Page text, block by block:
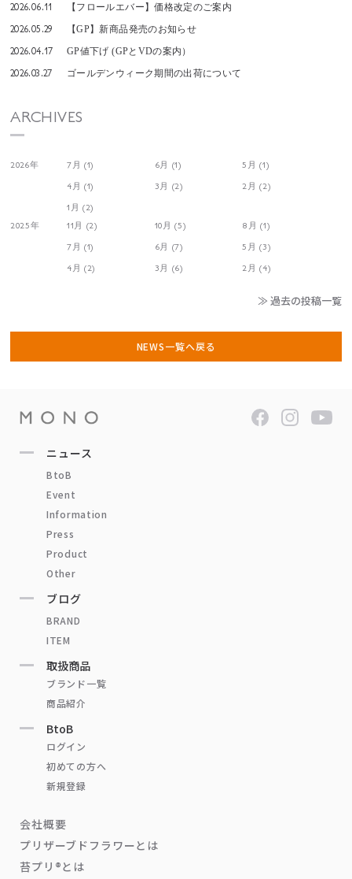
2026.06.11 【フロールエバー】価格改定のご案内
2026.05.29 【GP】新商品発売のお知らせ
2026.04.17 GP値下げ (GPとVDの案内）
2026.03.27 ゴールデンウィーク期間の出荷について
ARCHIVES
2026年 7月 (1) 6月 (1)
5月 (1)
4月 (1)
3月 (2)
2月 (2)
1月 (2)
2025年
11月 (2) 10月 (5)
8月 (1)
7月 (1)
6月 (7)
5月 (3)
4月 (2)
3月 (6) 2月 (4)
≫ 過去の投稿一覧
NEWS一覧へ戻る
ニュース
BtoB
Event
Information
Press
Product
Other
ブログ
BRAND
ITEM
取扱商品
ブランド一覧
商品紹介
BtoB
ログイン
初めての方へ
新規登録
会社概要
プリザーブドフラワーとは
苔プリ®とは